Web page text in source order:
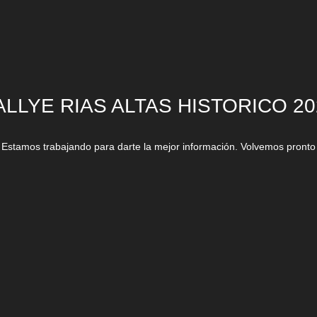
RIAS ALTAS HISTORICO
Estamos trabajando para darte la mejor información. Volvemos pronto